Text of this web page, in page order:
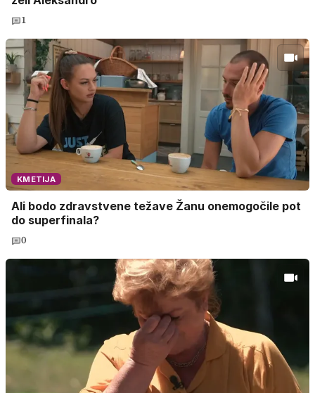
1
KMETIJA
Ali bodo zdravstvene težave Žanu onemogočile pot
do superfinala?
0